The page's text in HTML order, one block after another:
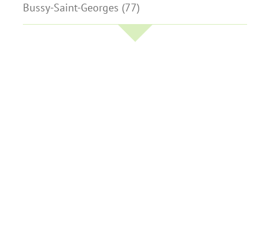
Bussy-Saint-Georges (77)